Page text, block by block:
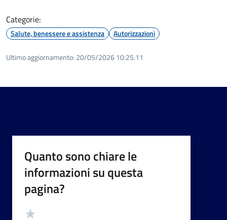
Categorie:
Salute, benessere e assistenza Autorizzazioni
Ultimo aggiornamento: 20/05/2026 10:25.11
Quanto sono chiare le
informazioni su questa
pagina?
Valutazione